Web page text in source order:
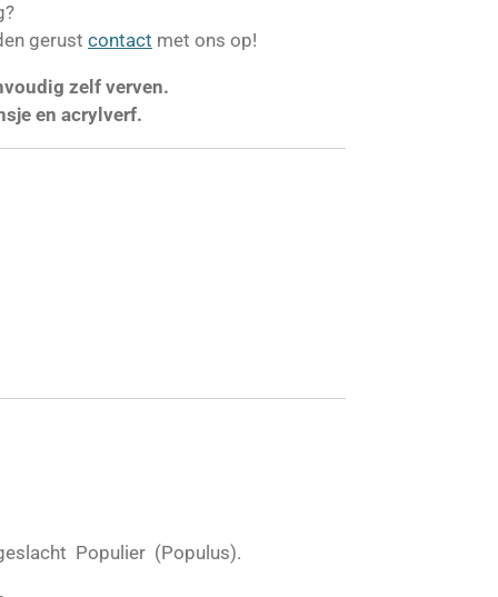
gerust contact met ons op!
zelf verven.
en acrylverf.
Populier (Populus).